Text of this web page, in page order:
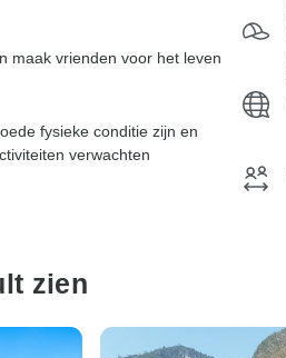
maak vrienden voor het leven
fysieke conditie zijn en
verwachten
zien